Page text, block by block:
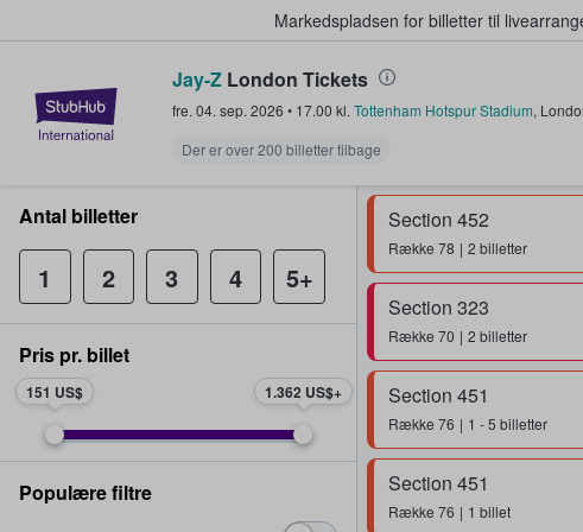
Markedspladsen for billetter til
StubHub - Hvor fans køber og sælger
Jay-Z London Tickets
fre. 04. sep. 2026 • 17.00 kl. Tottenham Hotspur Stadium,
Der er over 200 billetter tilbage
Section 452
Række 78 2 billetter
Section 323
Række 70 2 billetter
Section 451
Række 76 1 - 5 billetter
Section 451
Række 76 1 billet
Antal billetter
1 2 3 4 5+
Pris pr. billet
151 US$ 1.362 US$
Populære filtre